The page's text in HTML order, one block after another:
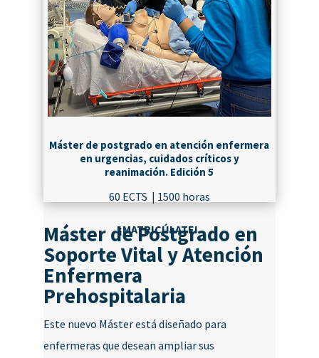
Máster de postgrado en atención enfermera
en urgencias, cuidados críticos y
reanimación. Edición 5
60 ECTS | 1500 horas
¡MATRICÚLATE!
Máster de Postgrado en
Soporte Vital y Atención
Enfermera
Prehospitalaria
Este nuevo Máster está diseñado para
enfermeras que desean ampliar sus